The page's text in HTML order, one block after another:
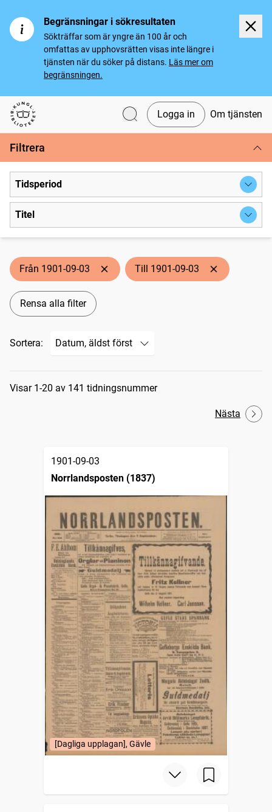
Begränsningar i sökresultaten
Sökträffar som är yngre än 100 år och
omfattas av upphovsrätten visas inte längre i
tjänsten när du söker på distans. Läs mer om
begränsningen.
Svenska tidningar
Logga in Om tjänsten
Filtrera
Tidsperiod
Titel
Från 1901-09-03 Till 1901-09-03
Rensa alla filter
Sortera:
Sökresultat
Visar 1-20 av 141 tidningsnummer
Nästa
1901-09-03
Norrlandsposten (1837)
[Dagliga upplagan], Gävle